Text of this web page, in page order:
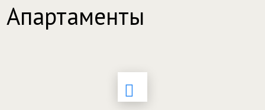
Апартаменты